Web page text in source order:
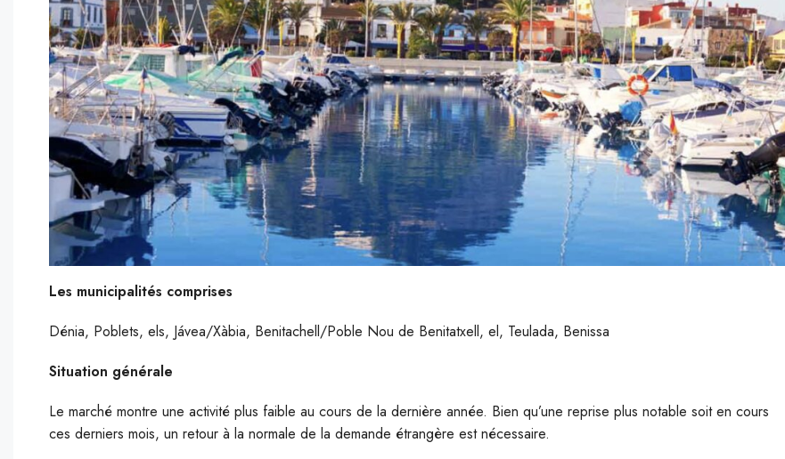
Les municipalités comprises
Dénia, Poblets, els, Jávea/Xàbia, Benitachell/Poble Nou de Benitatxell, el, Teulada, Benissa
Situation générale
Le marché montre une activité plus faible au cours de la dernière année. Bien qu’une reprise plus notable soit en cours
ces derniers mois, un retour à la normale de la demande étrangère est nécessaire.